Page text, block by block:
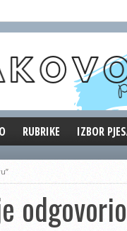
RUBRIKE
REPRIZE EMISIJA
DOBRE VIBRACIJE
ĐAKOVO GRADE
WEB ANKETA
IZBOR